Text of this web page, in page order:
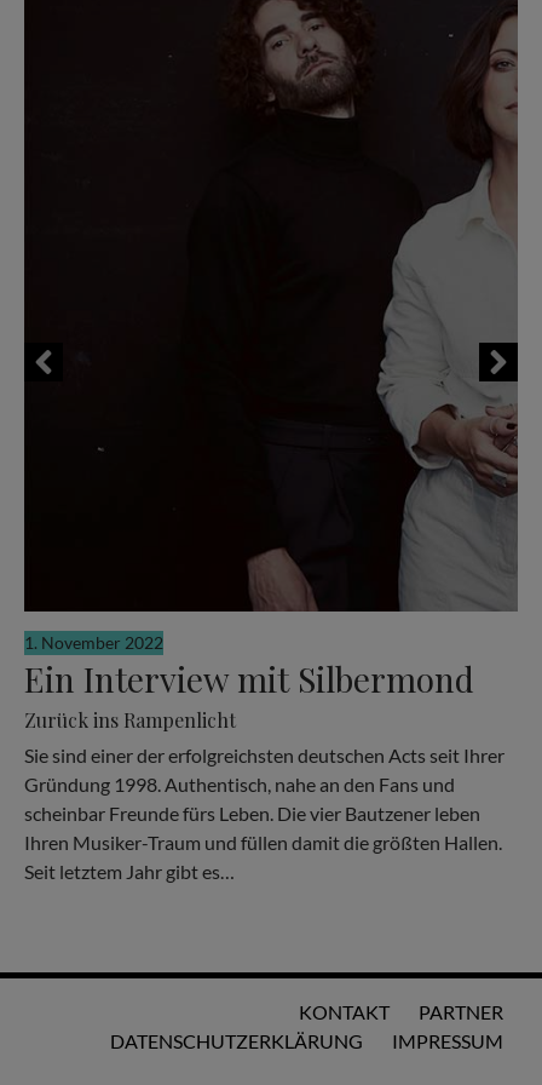
1. November 2022
Ein Interview mit Silbermond
Zurück ins Rampenlicht
Sie sind einer der erfolgreichsten deutschen Acts seit Ihrer
Gründung 1998. Authentisch, nahe an den Fans und
scheinbar Freunde fürs Leben. Die vier Bautzener leben
Ihren Musiker-Traum und füllen damit die größten Hallen.
Seit letztem Jahr gibt es…
KONTAKT
PARTNER
DATENSCHUTZERKLÄRUNG
IMPRESSUM